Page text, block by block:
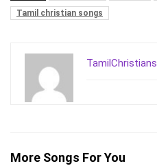
Tamil christian songs
TamilChristians
More Songs For You